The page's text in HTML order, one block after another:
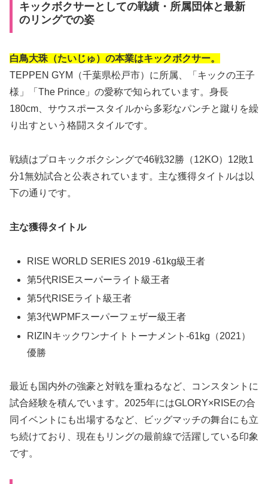
キックボクサーとしての戦績・所属団体と最新
のリングでの姿
白鳥大珠（たいじゅ）の本業はキックボクサー。
TEPPEN GYM（千葉県松戸市）に所属、「キックの王子
様」「The Prince」の愛称で知られています。身長
180cm、サウスポースタイルから多彩なパンチと蹴りを繰
り出すという格闘スタイルです。
戦績はプロキックボクシングで46戦32勝（12KO）12敗1
分1無効試合と公表されています。主な獲得タイトルは以
下の通りです。
主な獲得タイトル
RISE WORLD SERIES 2019 -61kg級王者
第5代RISEスーパーライト級王者
第5代RISEライト級王者
第3代WPMFスーパーフェザー級王者
RIZINキックワンナイトトーナメント-61kg（2021）
優勝
最近も国内外の強豪と対戦を重ねるなど、コンスタントに
試合経験を積んでいます。2025年にはGLORY×RISEの合
同イベントにも出場するなど、ビッグマッチの舞台にも立
ち続けており、現在もリングの最前線で活躍している印象
です。